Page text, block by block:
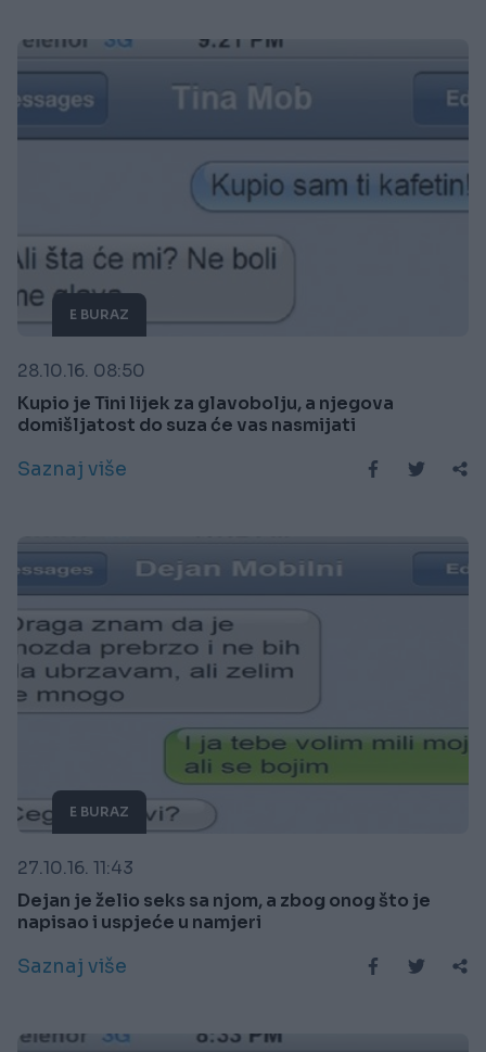
E BURAZ
28.10.16. 08:50
Kupio je Tini lijek za glavobolju, a njegova
domišljatost do suza će vas nasmijati
Saznaj više
E BURAZ
27.10.16. 11:43
Dejan je želio seks sa njom, a zbog onog što je
napisao i uspjeće u namjeri
Saznaj više